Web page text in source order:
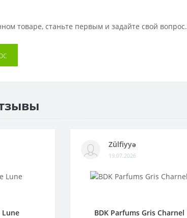
товаре, станьте первым и задайте свой вопрос.
Lune
Zülfiyyə
19.07.2026
BDK Parfums Gris Charnel